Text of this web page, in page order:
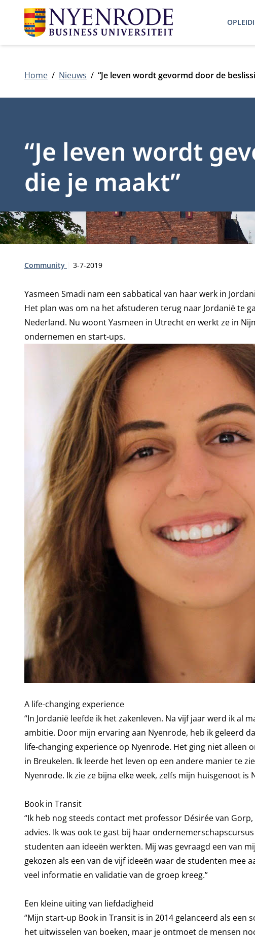
Home Nieuws “Je leven wordt gevormd door de
“Je leven wordt
die je maakt”
Type:
Community Publicatiedatum:
3-7-2019
Yasmeen Smadi nam een sabbatical van haar werk in
Het plan was om na het afstuderen terug naar Jordanië te
Nederland. Nu woont Yasmeen in Utrecht en werkt ze in
ondernemen en start-ups.
A life-changing experience
“In Jordanië leefde ik het zakenleven. Na vijf jaar werd ik al
ambitie. Door mijn ervaring aan Nyenrode, heb ik geleerd
life-changing experience op Nyenrode. Het ging niet alleen
in Breukelen. Ik leerde het leven op een andere manier te
Nyenrode. Ik zie ze bijna elke week, zelfs mijn huisgenoot is
Book in Transit
“Ik heb nog steeds contact met professor Désirée van
advies. Ik was ook te gast bij haar
studenten aan ideeën werkten. Mij was gevraagd een van
gekozen als een van de vijf ideeën waar de studenten mee
veel informatie en validatie van de groep kreeg.”
Een kleine uiting van liefdadigheid
“Mijn start-up Book in Transit is in 2014 gelanceerd als
het uitwisselen van boeken, maar je ontmoet de mensen